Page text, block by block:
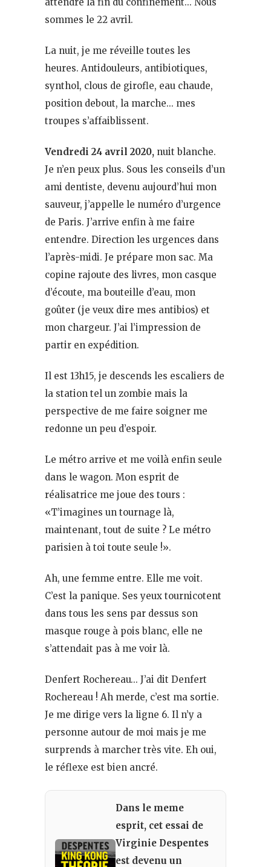
sommes le 22 avril.
La nuit, je me réveille toutes les
heures. Antidouleurs, antibiotiques,
synthol, clous de girofle, eau chaude,
position debout, la marche… mes
troupes s’affaiblissent.
Vendredi 24 avril 2020, nuit blanche.
Je n’en peux plus. Sous les conseils d’un
ami dentiste, devenu aujourd’hui mon
sauveur, j’appelle le numéro d’urgence
de Paris. J’arrive enfin à me faire
entendre. Direction les urgences dans
l’après-midi. Je prépare mon sac. Ma
copine rajoute des livres, mon casque
d’écoute, ma bouteille d’eau, mon
goûter (je veux dire mes antibios) et
mon chargeur. J’ai l’impression de
partir en expédition.
Il est 13h15, je descends les escaliers de
la station tel un zombie mais la
perspective de me faire soigner me
redonne un peu d’espoir.
Le métro arrive et me voilà enfin seule
dans le wagon. Mon esprit de
réalisatrice me joue des tours :
«T’imagines un tournage là,
maintenant, tout de suite ? Le métro
parisien à toi toute seule !».
Ah, une femme entre. Elle me voit.
C’est la panique. Ses yeux tournicotent
dans tous les sens par dessus son
masque rouge à pois blanc, elle ne
s’attendait pas à me voir là.
Denfert Rochereau… J’ai dit Denfert
Rochereau ! Ah merde, c’est ma sortie.
Je me dirige vers la ligne 6. Il n’y a
personne autour de moi mais je me
surprends à marcher très vite. Eh oui,
le réflexe est bien ancré.
Dans le meme
esprit, cet essai de
Virginie Despentes
est devenu un